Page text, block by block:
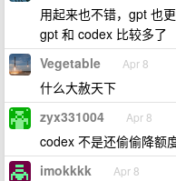
用起来也不错，gpt 也
gpt 和 codex 比较多了
Vegetable Apr 8
什么大赦天下
zyx331004 Apr 8
codex 不是还偷偷降额
imokkkk Apr 8